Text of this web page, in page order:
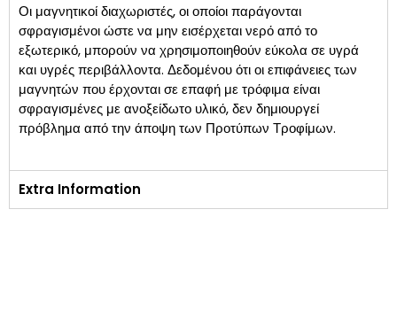
Οι μαγνητικοί διαχωριστές, οι οποίοι παράγονται
σφραγισμένοι ώστε να μην εισέρχεται νερό από το
εξωτερικό, μπορούν να χρησιμοποιηθούν εύκολα σε υγρά
και υγρές περιβάλλοντα. Δεδομένου ότι οι επιφάνειες των
μαγνητών που έρχονται σε επαφή με τρόφιμα είναι
σφραγισμένες με ανοξείδωτο υλικό, δεν δημιουργεί
πρόβλημα από την άποψη των Προτύπων Τροφίμων.
Extra Information